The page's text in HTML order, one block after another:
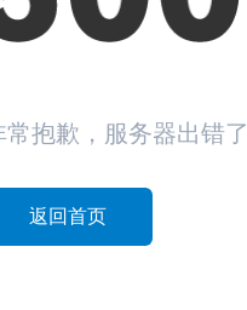
常抱歉，服务器出错了
返回首页